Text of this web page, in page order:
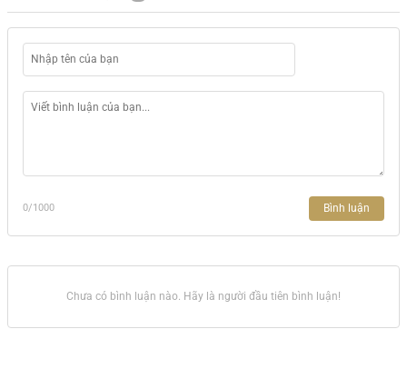
0/1000 Bình luận
Chưa có bình luận nào. Hãy là người đầu tiên bình luận!